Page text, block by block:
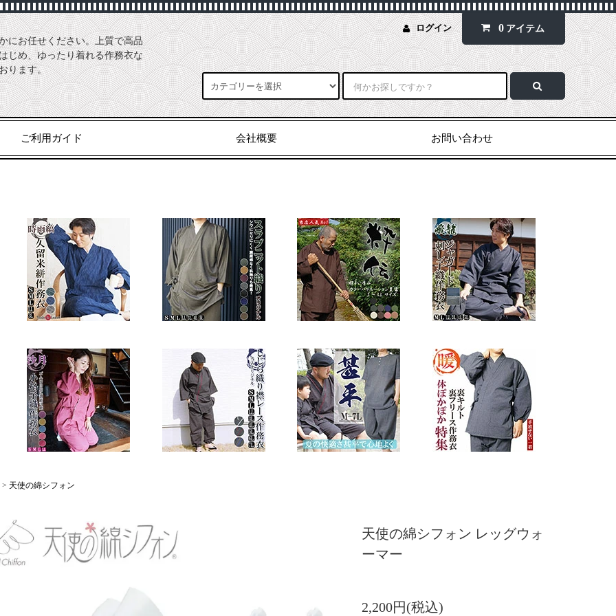
にお任せください。上質で高品
じめ、ゆったり着れる作務衣な
ります。
ログイン 0 アイテム
ご利用ガイド 会社概要 お問い合わせ
> 天使の綿シフォン
天使の綿シフォン レッグウォ
ーマー
2,200円(税込)